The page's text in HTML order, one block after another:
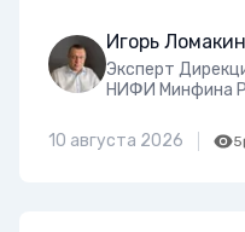
Игорь Ломакин
Эксперт
НИФИ Минфина
10 августа 2026 5